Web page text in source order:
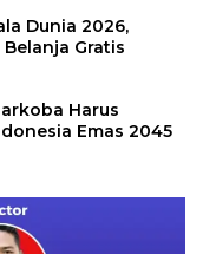
Dunia 2026,
Gratis
Harus
Emas 2045